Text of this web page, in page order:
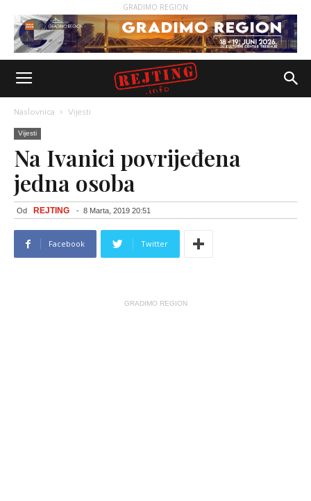
GRADIMO REGION
Naslovnica Vijesti
Vijesti
Na Ivanici povrijeđena
jedna osoba
Od REJTING - 8 Marta, 2019 20:51
Facebook Twitter
GRADIMO REGION